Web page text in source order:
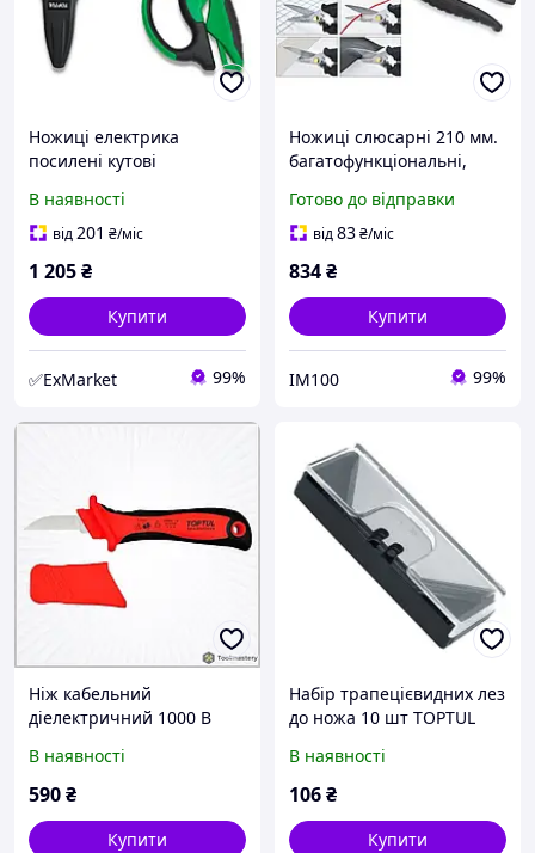
Ножиці електрика
посилені кутові
TOPTUL SBBA0620
В наявності
від201 ₴/міс
1 205₴
Купити
✅ExMarket 99%
Ножиці слюсарні 210 мм.
багатофункціональні,
SBCH0808 (Код3357)
Готово до відправки
від83₴/міс
834₴
Купити
IM100 99%
Ніж кабельний
діелектричний 1000 В
пряме лезо, нержавіюча
сталь
В наявності
590₴
Купити
Набір трапецієвидних лез
до ножа 10 шт TOPTUL
В наявності
106₴
Купити